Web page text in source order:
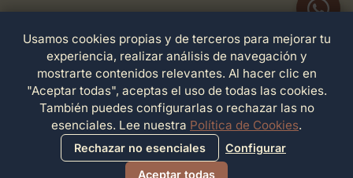
Legales
Política de Privacidad
Política de Cookies
Configuración de Cookies
Términos de Servicio
Contacto
Usamos cookies propias y de terceros para mejorar tu
experiencia, realizar análisis de navegación y
mostrarte contenidos relevantes. Al hacer clic en
"Aceptar todas", aceptas el uso de todas las cookies.
También puedes configurarlas o rechazar las no
esenciales. Lee nuestra Política de Cookies.
Rechazar no esenciales
Configurar
Aceptar todas